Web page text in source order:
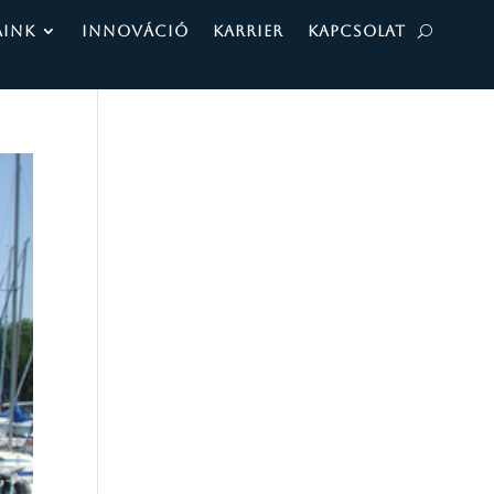
INNOVÁCIÓ KARRIER KAPCSOLAT